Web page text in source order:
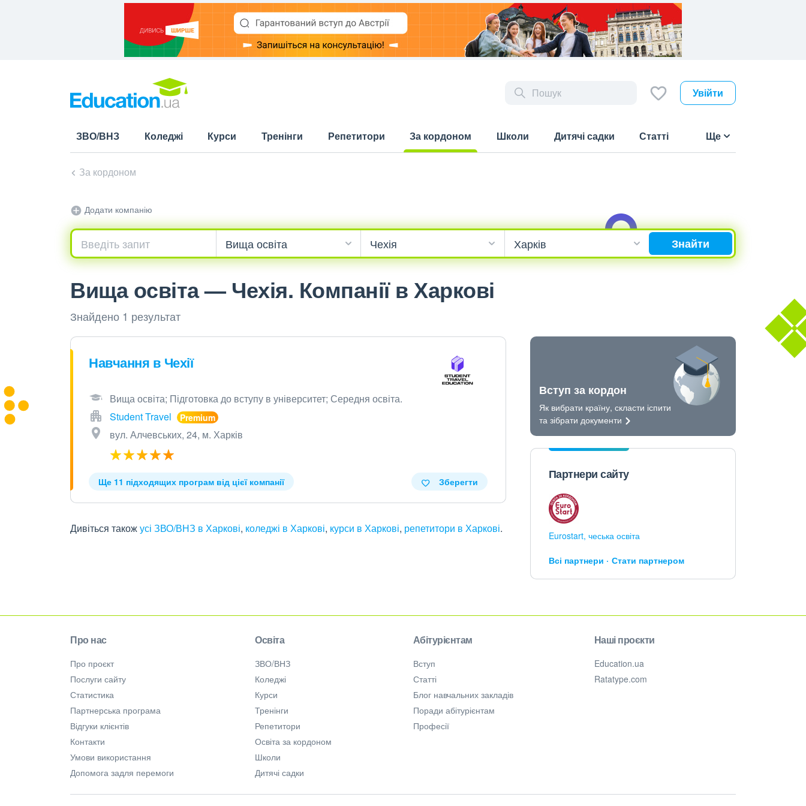
Увійти
ЗВО/ВНЗ Коледжі Курси Тренінги Репетитори
За кордоном
Школи Дитячі садки Статті Ще
За кордоном
Додати компанію
Знайти
Вища освіта — Чехія. Компанії в Харкові
Знайдено 1 результат
Навчання в Чехії
Вища освіта; Підготовка до вступу в університет; Середня освіта.
Student Travel
вул. Алчевських, 24, м. Харків
Ще 11 підходящих програм від цієї компанії Зберегти
Дивіться такожусі ЗВО/ВНЗ в Харкові, коледжі в Харкові, курси в Харкові, репетитори в Харкові.
Вступ за кордон
Як вибрати країну, скласти іспити
та зібрати документи
Партнери сайту
Eurostart, чеська освіта
Всі партнери Стати партнером
Про нас
Про проєкт
Послуги сайту
Статистика
Партнерська програма
Відгуки клієнтів
Контакти
Умови використання
Допомога задля перемоги
Освіта
ЗВО/ВНЗ
Коледжі
Курси
Тренінги
Репетитори
Освіта за кордоном
Школи
Дитячі садки
Абітурієнтам
Вступ
Статті
Блог навчальних закладів
Поради абітурієнтам
Професії
Наші проєкти
Education.ua
Ratatype.com